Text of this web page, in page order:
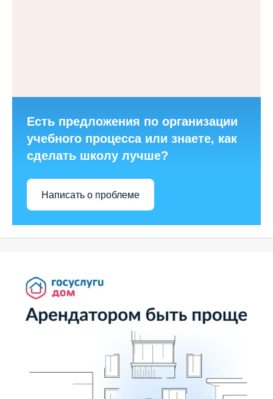
Есть предложения по организации
учебного процесса или знаете, как
сделать школу лучше?
Написать о проблеме